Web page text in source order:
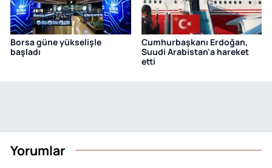
Borsa güne yükselişle
başladı
Cumhurbaşkanı Erdoğan,
Suudi Arabistan'a hareket
etti
Yorumlar